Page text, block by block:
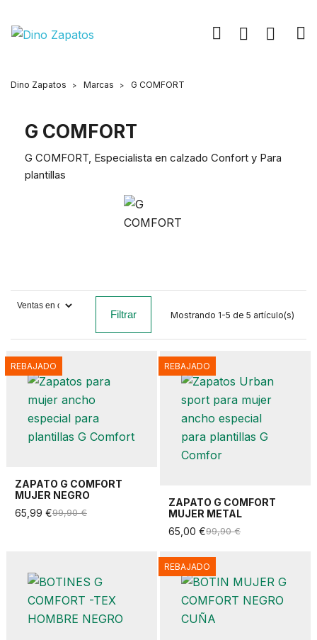
Dino Zapatos Marcas G COMFORT
G COMFORT
G COMFORT, Especialista en calzado Confort y Para
plantillas
Filtrar Mostrando 1-5 de 5 artículo(s)
ZAPATO G COMFORT
MUJER NEGRO
65,99 €99,90 €
REBAJADO
ZAPATO G COMFORT
MUJER METAL
65,00 €99,90 €
REBAJADO
REBAJADO